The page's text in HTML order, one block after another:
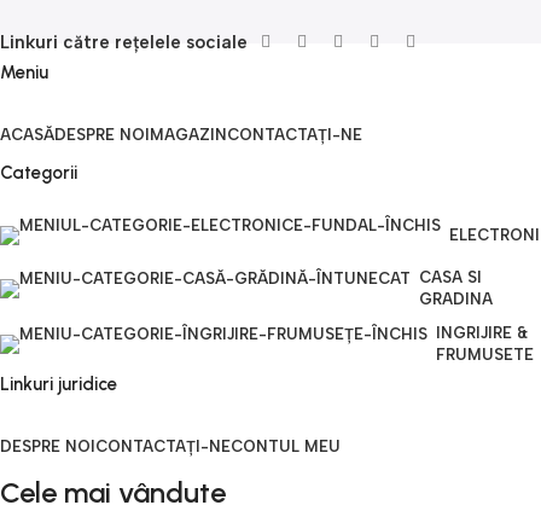
Linkuri către rețelele sociale
Meniu
ACASĂDESPRE NOIMAGAZINCONTACTAȚI-NE
Categorii
CASA SI
GRADINA
INGRIJIRE &
FRUMUSETE
Linkuri juridice
DESPRE NOICONTACTAȚI-NECONTUL MEU
Cele mai vândute